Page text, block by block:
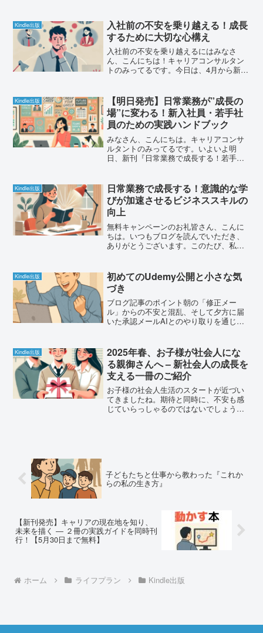
いる重要なテーマの一つ、「報連相」に
ついて、お話ししたい...
Kindle出版
入社前の不安を乗り越える！成長
するために大切な心構え
入社前の不安を乗り越えるにはみなさ
ん、こんにちは！キャリアコンサルタン
トのみってるです。今日は、4月から新し
「ちゃんとやっていけるだろうか」「職
場の雰囲気になじめるだろ...
Kindle出版
【明日発売】日常業務が”成長の
場”に変わる！新入社員・若手社
員のための実践ハンドブック
みなさん、こんにちは。キャリアコンサ
ルタントのみってるです。いよいよ明
日、新刊『日常業務で成長する！若手社
の特徴と、皆さんに読んでいただきたい
想いをお伝えします。なぜこ...
Kindle出版
日常業務で成長する！意識的な学
びが加速させるビジネススキルの
向上
無料キャンペーンのお礼皆さん、こんに
ちは。いつもブログを読んでいただき、
ありがとうございます。このたび、私の
き、大変嬉しく思っています。本当にあ
りがとうございました。本...
Kindle出版
初めてのUdemy公開と小さな気
づき
ブログ記事のポイント朝の「修正メー
ル」からの不安と混乱、そして夕方に届
いた承認メールAIとのやり取りを通じ
がより深く具体的になることに気づいた
次のステップに向けて、一...
Kindle出版
2025年春、お子様が社会人にな
る親御さんへ – 新社会人の成長を
支える一冊のご紹介
お子様の社会人生活のスタートが近づい
てきましたね。期待と同時に、不安も感
じていらっしゃるのではないでしょう
子どもたちと仕事から教わった『これか
らの私の生き方』
【新刊発売】キャリアの現在地を知り、
未来を描く ― ２冊の実践ガイドを同時刊
行！【5月30日まで無料】
ホーム ライフプラン Kindle出版